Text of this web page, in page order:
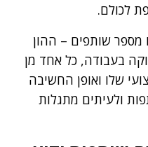
לכולם.
מספר שותפים – ההון
בעבודה, כל אחד מן
שלו ואופן החשיבה
ולעיתים מתגלות